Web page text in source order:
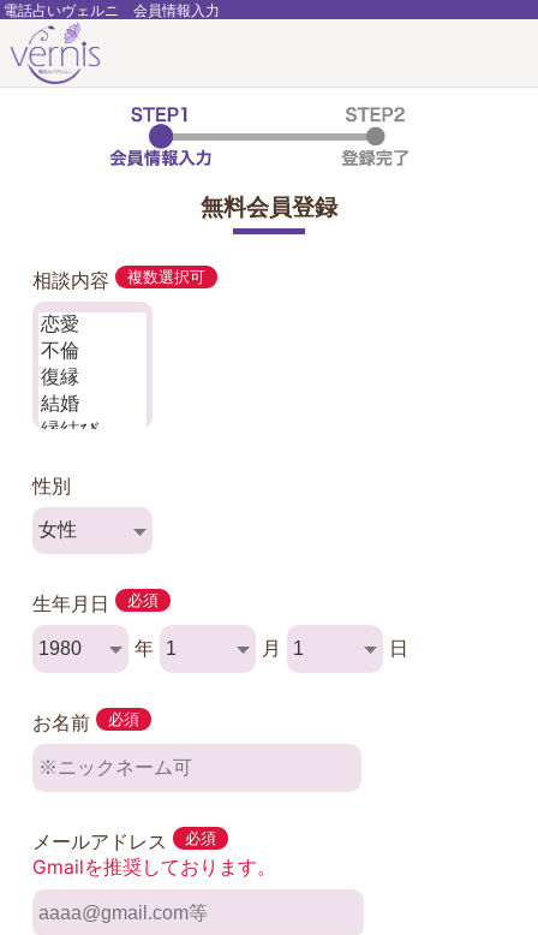
電話占いヴェルニ 会員情報入力
無料会員登録
相談内容 複数選択可
性別
生年月日 必須
年 月 日
お名前 必須
メールアドレス 必須
Gmailを推奨しております。